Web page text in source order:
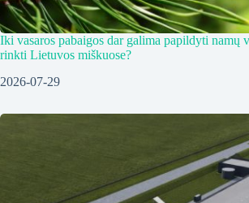
Iki vasaros pabaigos dar galima papildyti namų
rinkti Lietuvos miškuose?
2026-07-29